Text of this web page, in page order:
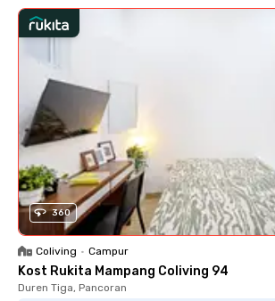
360
Coliving • Campur
Kost Rukita Mampang Coliving 94
Duren Tiga, Pancoran